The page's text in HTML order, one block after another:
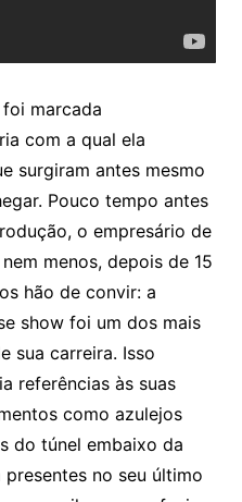
marcada
com a qual ela
surgiram antes mesmo
Pouco tempo antes
o empresário de
menos, depois de 15
hão de convir: a
show foi um dos mais
sua carreira. Isso
referências às suas
como azulejos
do túnel embaixo da
no seu último